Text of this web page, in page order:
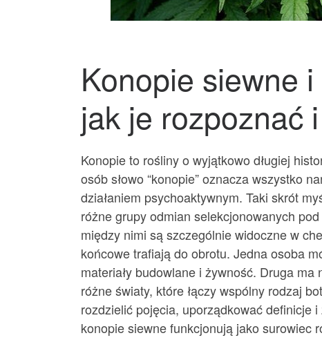
Konopie siewne
jak je rozpoznać
Konopie to rośliny o wyjątkowo długiej
osób słowo “konopie” oznacza wszystko
działaniem psychoaktywnym. Taki skrót
różne grupy odmian selekcjonowanych
między nimi są szczególnie widoczne w
końcowe trafiają do obrotu. Jedna osoba
materiały budowlane i żywność. Druga
różne światy, które łączy wspólny rodzaj
rozdzielić pojęcia, uporządkować definicje
konopie siewne funkcjonują jako surowiec